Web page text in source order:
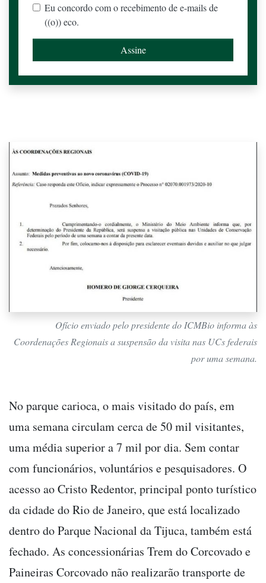
Eu concordo com o recebimento de e-mails de
((o)) eco.
Ofício enviado pelo presidente do ICMBio informa às
Coordenações Regionais a suspensão da visita nas UCs federais
por uma semana.
No parque carioca, o mais visitado do país, em
uma semana circulam cerca de 50 mil visitantes,
uma média superior a 7 mil por dia. Sem contar
com funcionários, voluntários e pesquisadores. O
acesso ao Cristo Redentor, principal ponto turístico
da cidade do Rio de Janeiro, que está localizado
dentro do Parque Nacional da Tijuca, também está
fechado. As concessionárias Trem do Corcovado e
Paineiras Corcovado não realizarão transporte de